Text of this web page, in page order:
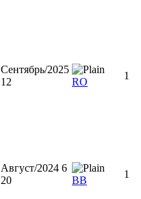
Сентябрь/2025
12
RO
1
Август/2024 6
20
BB
1